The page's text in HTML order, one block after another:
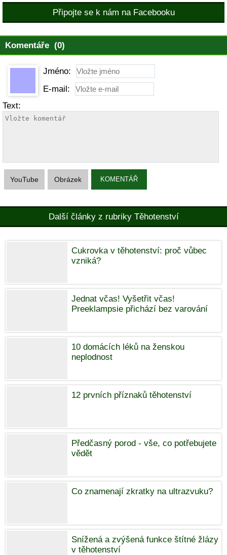
Připojte se k nám na Facebooku
Komentáře (0)
Jméno:
E-mail:
Text:
YouTube Obrázek KOMENTÁŘ
Další články z rubriky Těhotenství
Cukrovka v těhotenství: proč vůbec
vzniká?
Jednat včas! Vyšetřit včas!
Preeklampsie přichází bez varování
10 domácích léků na ženskou
neplodnost
12 prvních příznaků těhotenství
Předčasný porod - vše, co potřebujete
vědět
Co znamenají zkratky na ultrazvuku?
Snížená a zvýšená funkce štítné žlázy
v těhotenství